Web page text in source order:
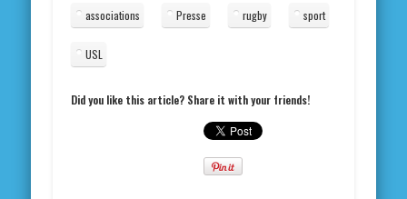
associations Presse rugby sport
USL
Did you like this article? Share it with your friends!